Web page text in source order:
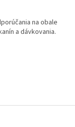
na obale
a dávkovania.